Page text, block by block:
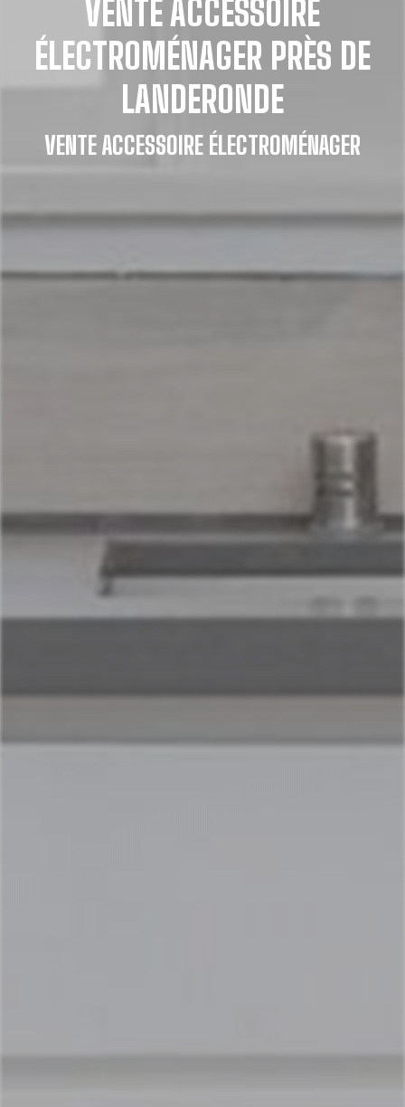
VENTE ACCESSOIRE
ÉLECTROMÉNAGER PRÈS DE
LANDERONDE
VENTE ACCESSOIRE ÉLECTROMÉNAGER